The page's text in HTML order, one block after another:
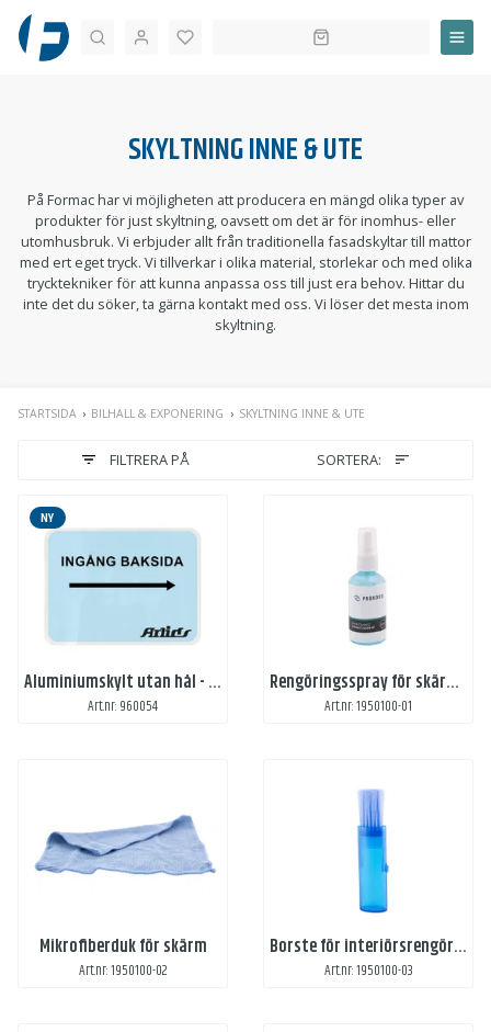
Sök
SKYLTNING INNE & UTE
På Formac har vi möjligheten att producera en mängd olika typer av
produkter för just skyltning, oavsett om det är för inomhus- eller
utomhusbruk. Vi erbjuder allt från traditionella fasadskyltar till mattor
med ert eget tryck. Vi tillverkar i olika material, storlekar och med olika
trycktekniker för att kunna anpassa oss till just era behov. Hittar du
inte det du söker, ta gärna kontakt med oss. Vi löser det mesta inom
skyltning.
STARTSIDA BILHALL & EXPONERING SKYLTNING INNE & UTE
FILTRERA PÅ SORTERA:
NY
Aluminiumskylt utan hål - digitaltryck
Art.nr: 960054
Rengöringsspray för skärm - 60 ml
Art.nr: 1950100-01
Mikrofiberduk för skärm
Art.nr: 1950100-02
Borste för interiörsrengöring
Art.nr: 1950100-03